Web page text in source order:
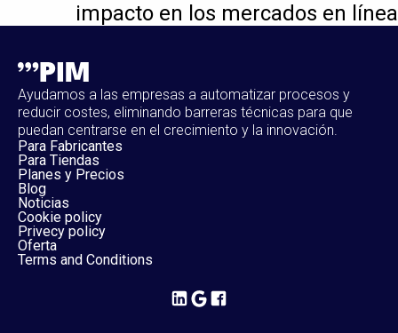
impacto en los mercados en línea
Ayudamos a las empresas a automatizar procesos y
reducir costes, eliminando barreras técnicas para que
puedan centrarse en el crecimiento y la innovación.
Para Fabricantes
Para Tiendas
Planes y Precios
Blog
Noticias
Cookie policy
Privecy policy
Oferta
Terms and Conditions